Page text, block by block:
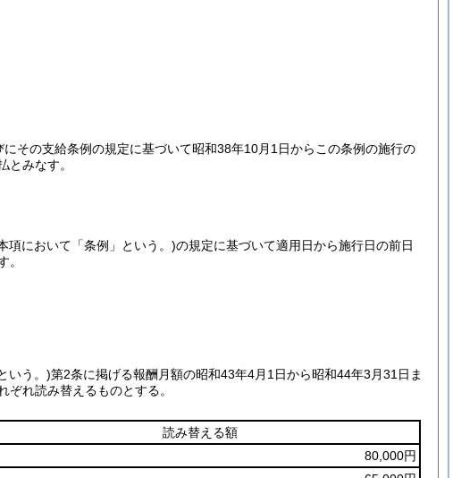
その支給条例の規定に基づいて昭和38年10月1日からこの条例の施行の
とみなす。
項において「条例」という。)の規定に基づいて適用日から施行日の前日
。
いう。)第2条に掲げる報酬月額の昭和43年4月1日から昭和44年3月31日ま
れ読み替えるものとする。
読み替える額
80,000円